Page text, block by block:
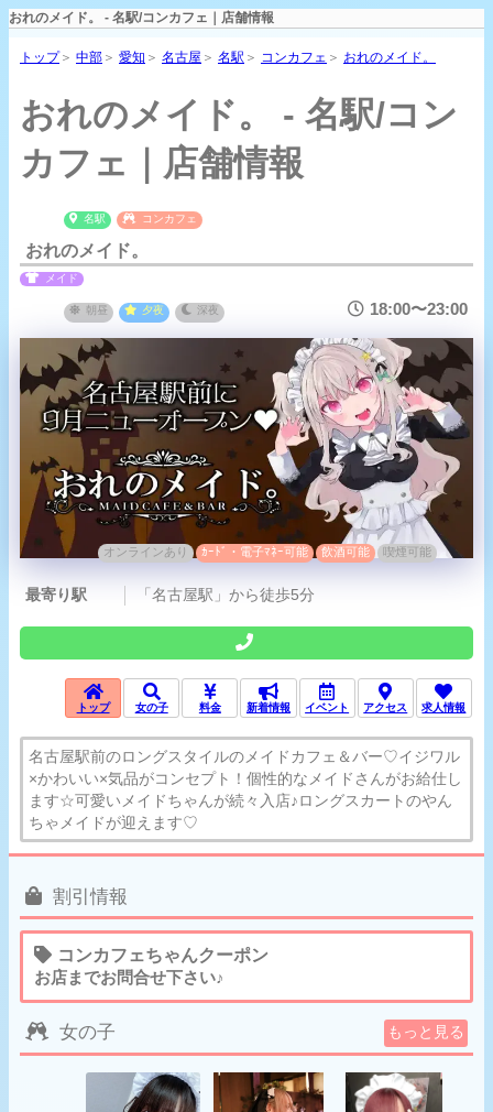
おれのメイド。 - 名駅/コンカフェ｜店舗情報
トップ＞ 中部 ＞ 愛知 ＞ 名古屋 ＞ 名駅 ＞ コンカフェ ＞ おれのメイド。
おれのメイド。 - 名駅/コン
カフェ｜店舗情報
名駅 コンカフェ
おれのメイド。
メイド
朝昼 夕夜 深夜 18:00〜23:00
オンラインあり ｶｰﾄﾞ・電子ﾏﾈｰ可能 飲酒可能 喫煙可能
最寄り駅 「名古屋駅」から徒歩5分
トップ 女の子 料金 新着情報 イベント アクセス 求人情報
名古屋駅前のロングスタイルのメイドカフェ＆バー♡イジワル
×かわいい×気品がコンセプト！個性的なメイドさんがお給仕し
ます☆可愛いメイドちゃんが続々入店♪ロングスカートのやん
ちゃメイドが迎えます♡
割引情報
コンカフェちゃんクーポン
お店までお問合せ下さい♪
女の子 もっと見る